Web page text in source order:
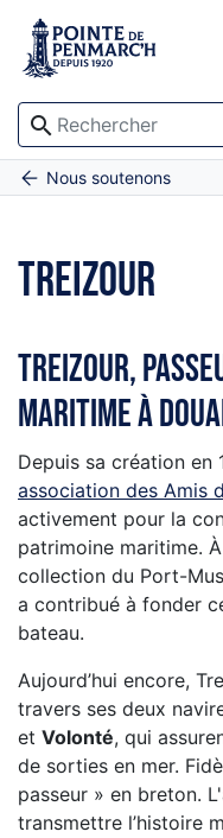
search
AccueilNous soutenons
Treizour
TREIZOUR
Treizour,
maritime à
Depuis sa création en
association des Amis
activement pour la
patrimoine maritime.
collection du Port-
a contribué à fonder
bateau.
Aujourd’hui encore,
travers ses deux
et Volonté, qui
de sorties en mer.
passeur » en breton.
transmettre l’histoire